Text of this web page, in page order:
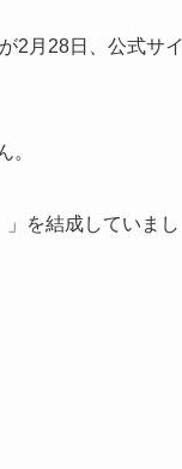
2月28日、公式サイ
。
を結成していまし